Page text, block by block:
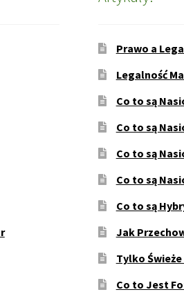
Prawo a
Legalność
Co to są
Co to są
Co to są
Co to są
Co to są
Jak
Tylko
Co to Jest